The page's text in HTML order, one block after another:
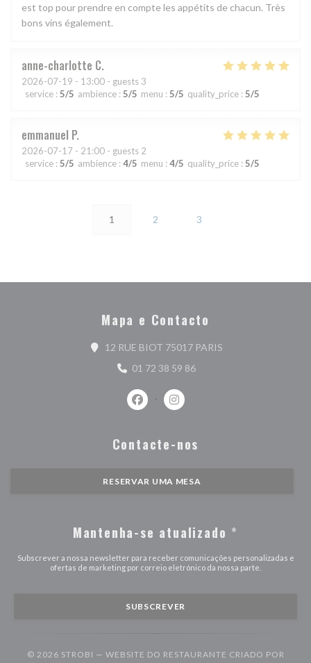
est top pour prendre en compte les appétits de chacun. Très
bons vins également.
anne-charlotte C
2026-07-19 - 13:00 - guests 3
service : 5/5 ambience : 5/5 menu : 5/5 quality_price : 5/5
emmanuel P
2026-07-17 - 21:00 - guests 2
service : 5/5 ambience : 4/5 menu : 4/5 quality_price : 5/5
1 2 3
Mapa e Contacto
12 RUE BIOT 75017 PARIS((abre numa nova
01 72 38 59 86
Facebook ((abre numa nova janela))
Instagram ((abre numa nova
Contacte-nos
RESERVAR UMA MESA
Mantenha-se atualizado *
Subscrever a nossa newsletter para receber comunicações personalizadas e
ofertas de marketing por correio eletrónico da nossa parte.
SUBSCREVER
© 2026 STROBI — WEBSITE DO RESTAURANTE CRIADO POR